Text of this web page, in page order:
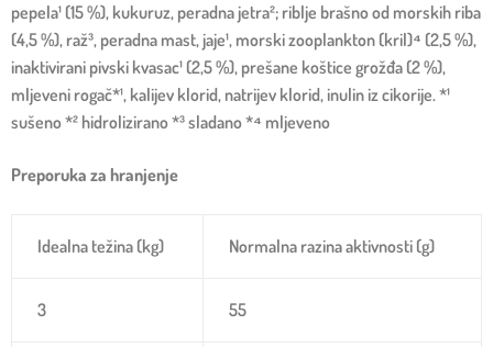
pepela¹ (15 %), kukuruz, peradna jetra²; riblje brašno od morskih riba
(4,5 %), raž³, peradna mast, jaje¹, morski zooplankton (kril)⁴ (2,5 %),
inaktivirani pivski kvasac¹ (2,5 %), prešane koštice grožđa (2 %),
mljeveni rogač*¹, kalijev klorid, natrijev klorid, inulin iz cikorije. *¹
sušeno *² hidrolizirano *³ sladano *⁴ mljeveno
Preporuka za hranjenje
Idealna težina (kg) Normalna razina aktivnosti (g)
3 55